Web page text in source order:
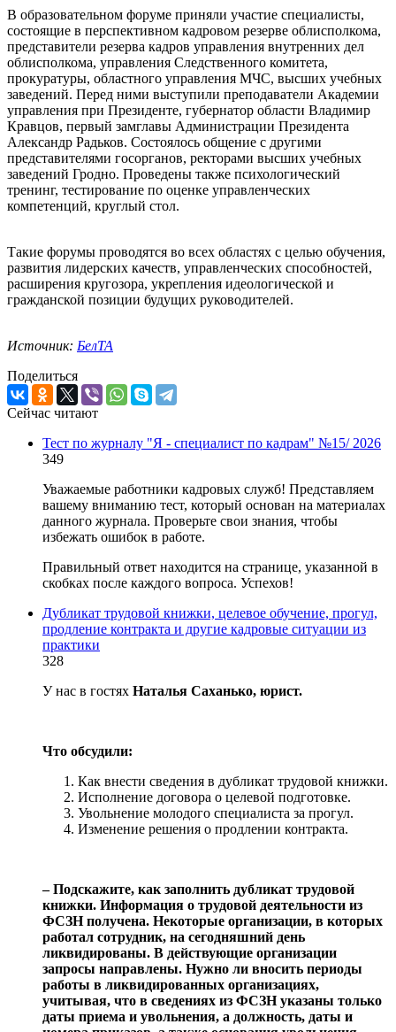
В образовательном форуме приняли участие специалисты,
состоящие в перспективном кадровом резерве облисполкома,
представители резерва кадров управления внутренних дел
облисполкома, управления Следственного комитета,
прокуратуры, областного управления МЧС, высших учебных
заведений. Перед ними выступили преподаватели Академии
управления при Президенте, губернатор области Владимир
Кравцов, первый замглавы Администрации Президента
Александр Радьков. Состоялось общение с другими
представителями госорганов, ректорами высших учебных
заведений Гродно. Проведены также психологический
тренинг, тестирование по оценке управленческих
компетенций, круглый стол.
Такие форумы проводятся во всех областях с целью обучения,
развития лидерских качеств, управленческих способностей,
расширения кругозора, укрепления идеологической и
гражданской позиции будущих руководителей.
Источник: БелТА
Поделиться
Сейчас читают
Тест по журналу "Я - специалист по кадрам" №15/ 2026
349
Уважаемые работники кадровых служб! Представляем
вашему вниманию тест, который основан на материалах
данного журнала. Проверьте свои знания, чтобы
избежать ошибок в работе.
Правильный ответ находится на странице, указанной в
скобках после каждого вопроса. Успехов!
Дубликат трудовой книжки, целевое обучение, прогул,
продление контракта и другие кадровые ситуации из
практики
328
У нас в гостях Наталья Саханько, юрист.
Что обсудили:
Как внести сведения в дубликат трудовой книжки.
Исполнение договора о целевой подготовке.
Увольнение молодого специалиста за прогул.
Изменение решения о продлении контракта.
‒ Подскажите, как заполнить дубликат трудовой
книжки. Информация о трудовой деятельности из
ФСЗН получена. Некоторые организации, в которых
работал сотрудник, на сегодняшний день
ликвидированы. В действующие организации
запросы направлены. Нужно ли вносить периоды
работы в ликвидированных организациях,
учитывая, что в сведениях из ФСЗН указаны только
даты приема и увольнения, а должность, даты и